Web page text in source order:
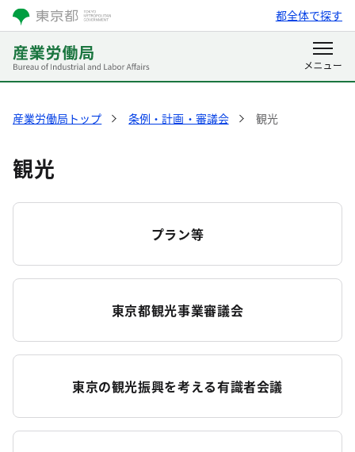
都全体で探す
産業労働局トップ 条例・計画・審議会 観光
観光
プラン等
東京都観光事業審議会
東京の観光振興を考える有識者会議